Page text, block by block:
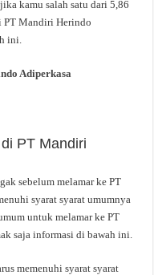
kamu salah satu dari 5,86
PT Mandiri Herindo
ini.
Adiperkasa
PT Mandiri
sebelum melamar ke PT
syarat syarat umumnya
untuk melamar ke PT
saja informasi di bawah ini.
memenuhi syarat syarat